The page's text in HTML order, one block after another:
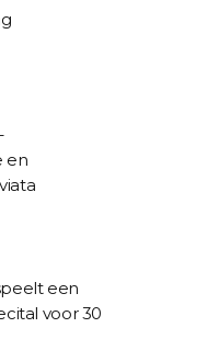
piano
en
een
voor 30